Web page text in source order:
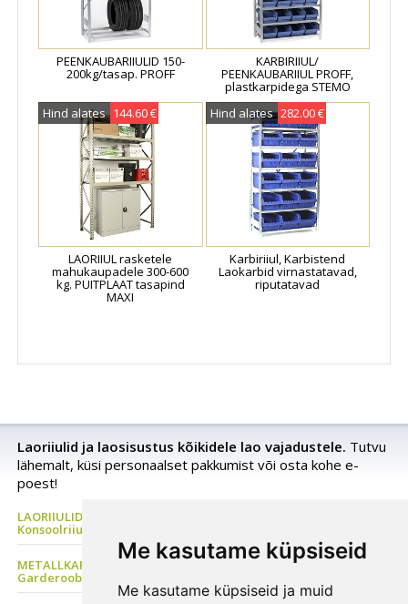
Me kasutame küpsiseid
Me kasutame küpsiseid ja muid
PEENKAUBARIIULID 150-
200kg/tasap. PROFF
KARBIRIIUL/
PEENKAUBARIIUL PROFF,
plastkarpidega STEMO
Hind alates 144.60 €
LAORIIUL rasketele
mahukaupadele 300-600
kg. PUITPLAAT tasapind
MAXI
Hind alates 282.00 €
Karbiriiul, Karbistend
Laokarbid virnastatavad,
riputatavad
Laoriiulid ja laosisustus kõikidele lao vajadustele. Tutvu
lähemalt, küsi personaalset pakkumist või osta kohe e-
poest!
LAORIIULID Metallriiul, Kaubaaluste riiul, Rehviriiul,
Konsoolriiul, Korrusladu
METALLKAPP Metallist Riidekapp, Kontorikapp,
Garderoobikapp, Tööriistakapp